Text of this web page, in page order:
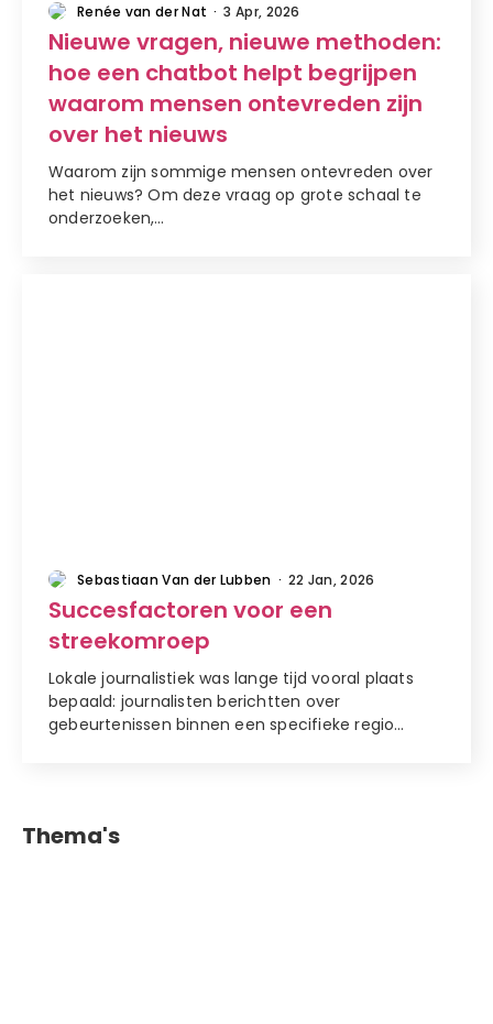
Renée van der Nat · 3 Apr, 2026
Nieuwe vragen, nieuwe methoden:
hoe een chatbot helpt begrijpen
waarom mensen ontevreden zijn
over het nieuws
Waarom zijn sommige mensen ontevreden over
het nieuws? Om deze vraag op grote schaal te
onderzoeken,…
Sebastiaan Van der Lubben · 22 Jan, 2026
Succesfactoren voor een
streekomroep
Lokale journalistiek was lange tijd vooral plaats
bepaald: journalisten berichtten over
gebeurtenissen binnen een specifieke regio…
Thema's